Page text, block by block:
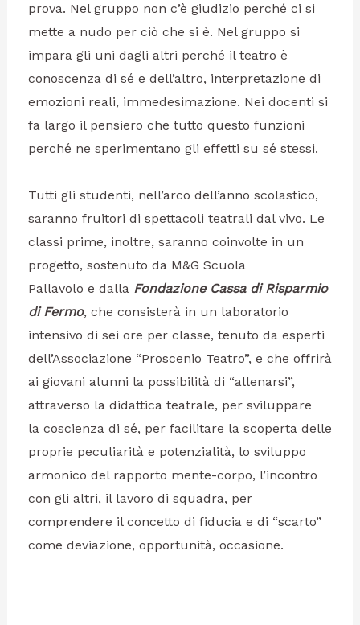
prova. Nel gruppo non c’è giudizio perché ci si
mette a nudo per ciò che si è. Nel gruppo si
impara gli uni dagli altri perché il teatro è
conoscenza di sé e dell’altro, interpretazione di
emozioni reali, immedesimazione. Nei docenti si
fa largo il pensiero che tutto questo funzioni
perché ne sperimentano gli effetti su sé stessi.
Tutti gli studenti, nell’arco dell’anno scolastico,
saranno fruitori di spettacoli teatrali dal vivo. Le
classi prime, inoltre, saranno coinvolte in un
progetto, sostenuto da M&G Scuola
Pallavolo e dalla Fondazione Cassa di Risparmio
di Fermo, che consisterà in un laboratorio
intensivo di sei ore per classe, tenuto da esperti
dell’Associazione “Proscenio Teatro”, e che offrirà
ai giovani alunni la possibilità di “allenarsi”,
attraverso la didattica teatrale, per sviluppare
la coscienza di sé, per facilitare la scoperta delle
proprie peculiarità e potenzialità, lo sviluppo
armonico del rapporto mente-corpo, l’incontro
con gli altri, il lavoro di squadra, per
comprendere il concetto di fiducia e di “scarto”
come deviazione, opportunità, occasione.